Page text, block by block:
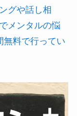
グや話し相
メンタルの悩
無料で行ってい